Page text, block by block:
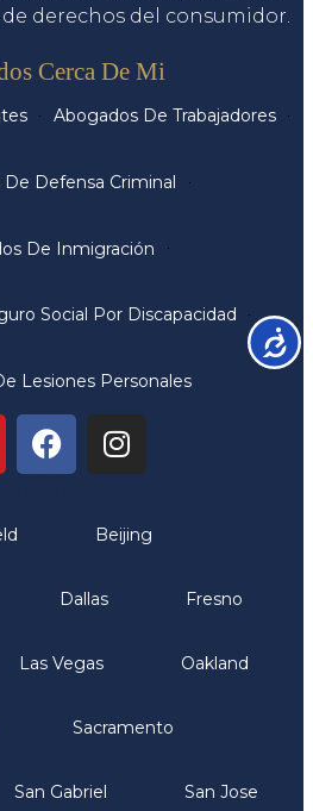
derechos del consumidor.
Cerca De Mi
Abogados De Trabajadores
Defensa Criminal
De Inmigración
Social Por Discapacidad
Lesiones Personales
Beijing
Dallas Fresno
Las Vegas Oakland
Sacramento
San Gabriel San Jose